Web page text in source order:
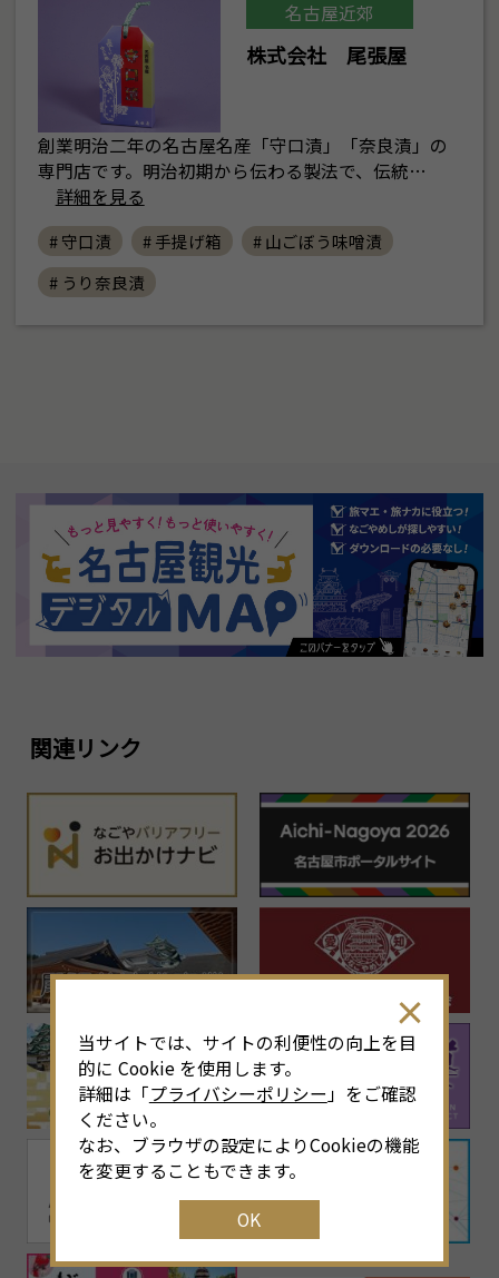
名古屋近郊
株式会社 尾張屋
創業明治二年の名古屋名産「守口漬」「奈良漬」の
専門店です。明治初期から伝わる製法で、伝統…
詳細を見る
# 守口漬 # 手提げ箱
# 山ごぼう味噌漬
# うり奈良漬
関連リンク
当サイトでは、サイトの利便性の向上を目
的に Cookie を使用します。
詳細は「プライバシーポリシー 」をご確認
ください。
なお、ブラウザの設定によりCookieの機能
を変更することもできます。
OK